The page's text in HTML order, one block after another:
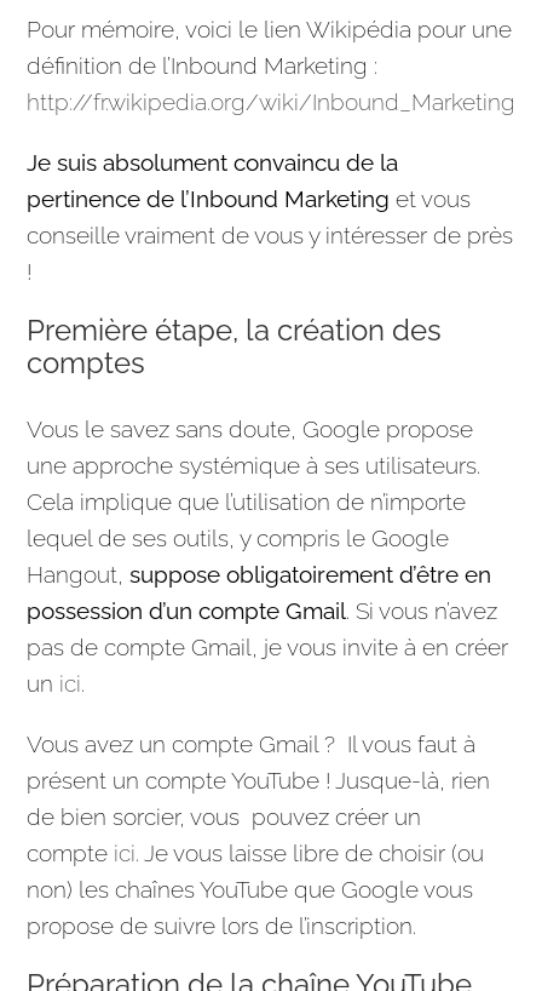
Pour mémoire, voici le lien Wikipédia pour une
définition de l’Inbound Marketing :
http://fr.wikipedia.org/wiki/Inbound_Marketing
Je suis absolument convaincu de la
pertinence de l’Inbound Marketing et vous
conseille vraiment de vous y intéresser de près
!
Première étape, la création des
comptes
Vous le savez sans doute,Google propose
une approche systémique à ses utilisateurs.
Cela implique que l’utilisation de n’importe
lequel de ses outils, y compris leGoogle
Hangout,suppose obligatoirement d’être en
possession d’un compte Gmail. Si vous n’avez
pas de compte Gmail, je vous invite à en créer
un ici.
Vous avez un compte Gmail ? Il vous faut à
présent un compteYouTube ! Jusque-là, rien
de bien sorcier, vous pouvez créer un
compte ici. Je vous laisse libre de choisir (ou
non) les chaînesYouTube queGooglevous
propose de suivre lors de l’inscription.